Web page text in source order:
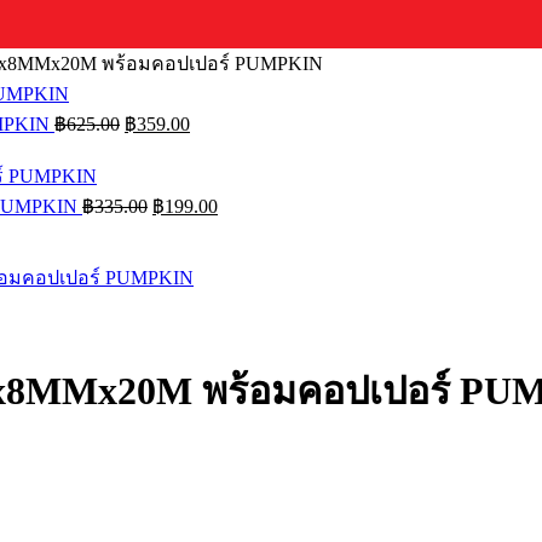
พร้อมคอปเปอร์ PUMPKIN
฿625.00 Original
price
฿359.00Current
price
฿335.00 Original
price
฿335.00.
฿199.00Current
price
พร้อมคอปเปอร์